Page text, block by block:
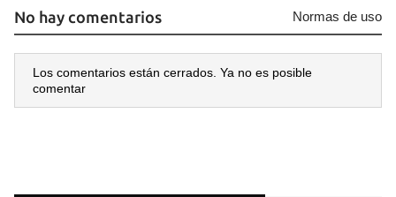
No hay comentarios Normas de uso
Los comentarios están cerrados. Ya no es posible
comentar